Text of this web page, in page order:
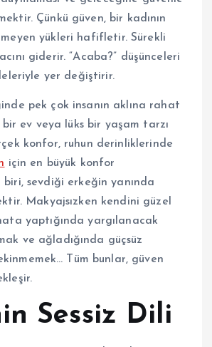
Çünkü güven, bir kadının
yükleri hafifletir. Sürekli
giderir. “Acaba?” düşünceleri
yer değiştirir.
pek çok insanın aklına rahat
bir ev veya lüks bir yaşam tarzı
konfor, ruhun derinliklerinde
için en büyük konfor
biri, sevdiği erkeğin yanında
Makyajsızken kendini güzel
yaptığında yargılanacak
ve ağladığında güçsüz
Tüm bunlar, güven
Sessiz Dili